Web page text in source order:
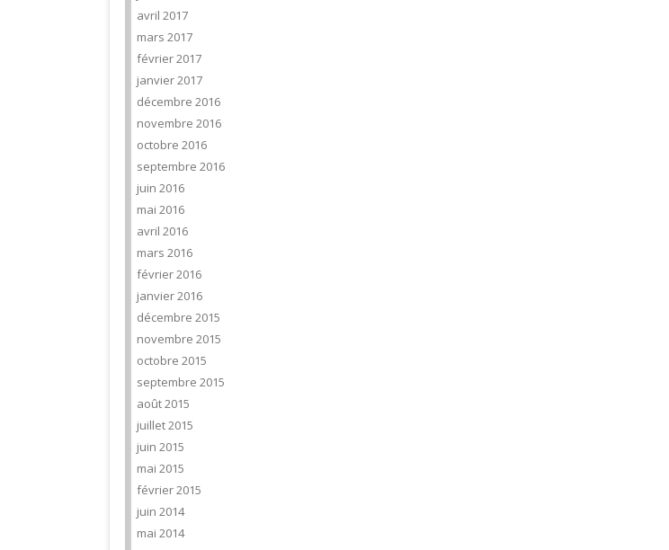
avril 2017
mars 2017
février 2017
janvier 2017
décembre 2016
novembre 2016
octobre 2016
septembre 2016
juin 2016
mai 2016
avril 2016
mars 2016
février 2016
janvier 2016
décembre 2015
novembre 2015
octobre 2015
septembre 2015
août 2015
juillet 2015
juin 2015
mai 2015
février 2015
juin 2014
mai 2014